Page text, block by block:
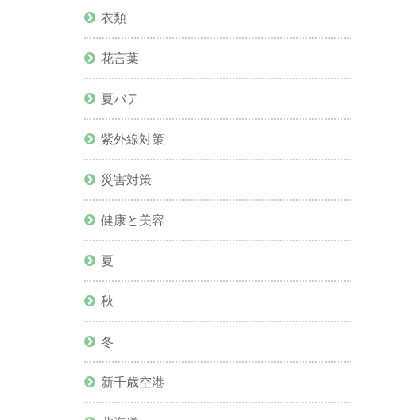
衣類
花言葉
夏バテ
紫外線対策
災害対策
健康と美容
夏
秋
冬
新千歳空港